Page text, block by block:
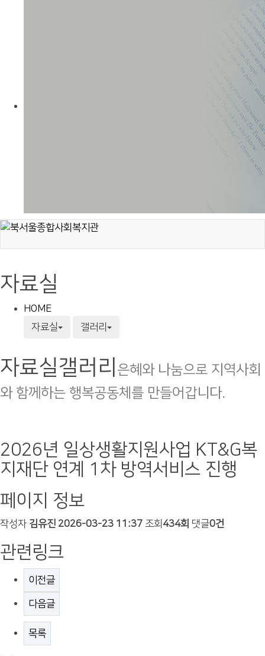
자료실
HOME
자료실
갤러리
자료실갤러리 은혜와 나눔으로 지역사회
와 함께하는 행복공동체를 만들어갑니다.
2026년 일상생활지원사업 KT&G복
지재단 연계 1차 방역서비스 진행
페이지 정보
작성자 김유진 2026-03-23 11:37 조회 434회 댓글0건
관련링크
이전글
다음글
목록